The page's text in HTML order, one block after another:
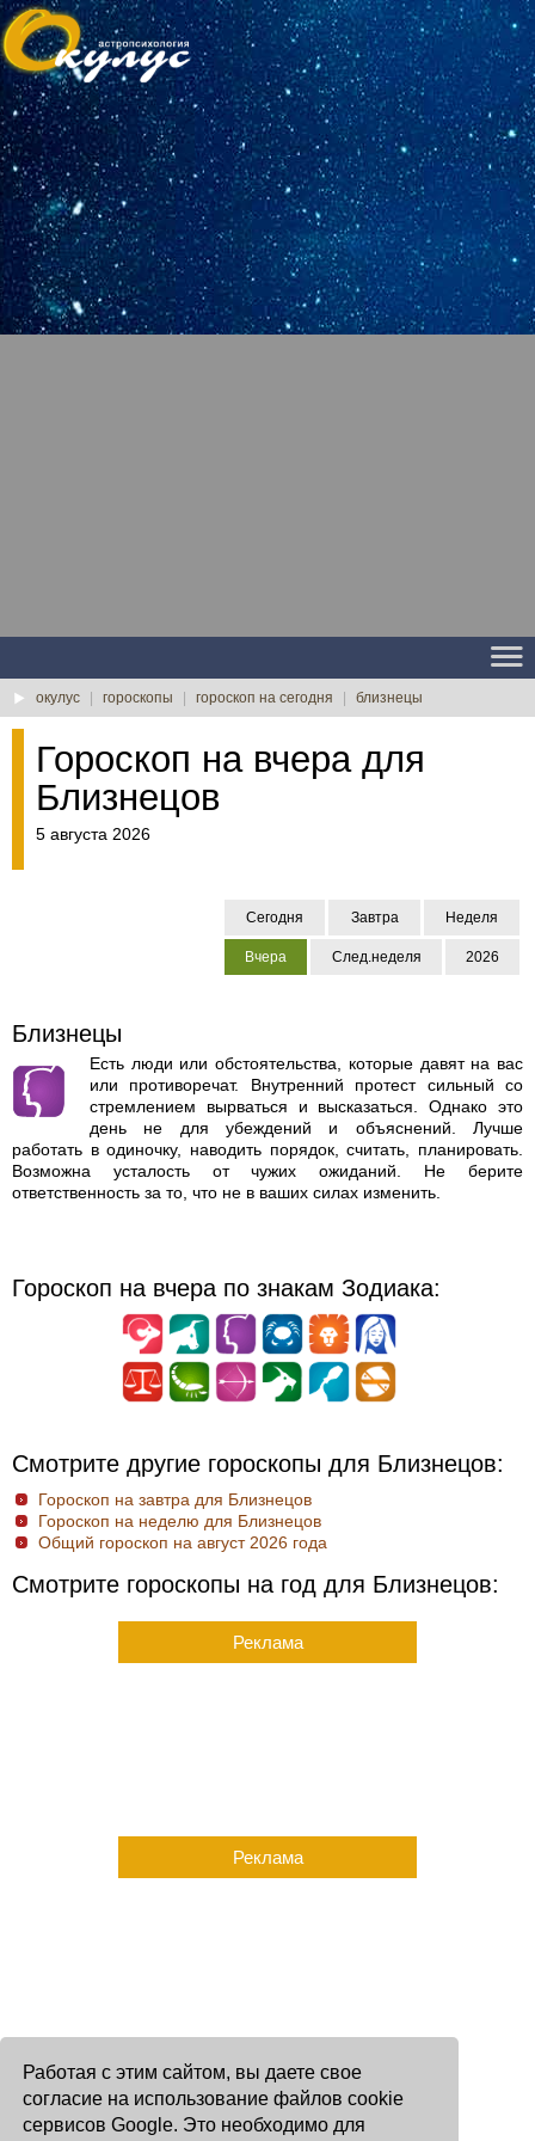
Работая с этим сайтом, вы даете свое
согласие на использование файлов cookie
сервисов Google. Это необходимо для
окулус гороскопы гороскоп на сегодня близнецы
Гороскоп на вчера для
Близнецов
5 августа 2026
Сегодня Завтра Неделя
Вчера След.неделя 2026
Близнецы
Есть люди или обстоятельства, которые давят на вас
или противоречат. Внутренний протест сильный со
стремлением вырваться и высказаться. Однако это
день не для убеждений и объяснений. Лучше
работать в одиночку, наводить порядок, считать, планировать.
Возможна усталость от чужих ожиданий. Не берите
ответственность за то, что не в ваших силах изменить.
Гороскоп на вчера по знакам Зодиака:
Смотрите другие гороскопы для Близнецов:
Гороскоп на завтра для Близнецов
Гороскоп на неделю для Близнецов
Общий гороскоп на август 2026 года
Смотрите гороскопы на год для Близнецов:
Реклама
Реклама